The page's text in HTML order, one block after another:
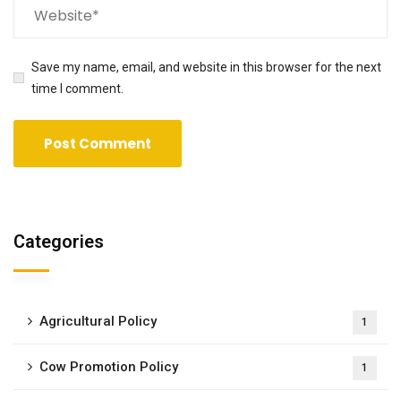
Save my name, email, and website in this browser for the next
time I comment.
Categories
Agricultural Policy 1
Cow Promotion Policy 1